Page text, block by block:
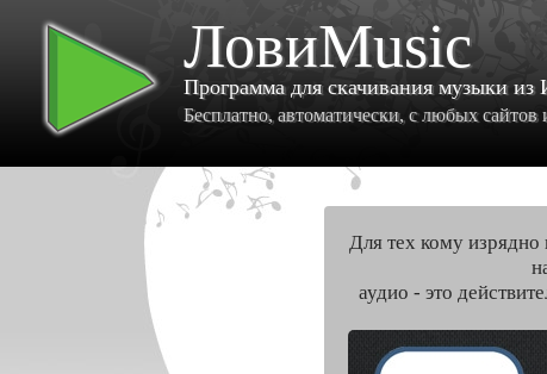
ЛовиMusic
Программа для скачивания музыки из
Бесплатно, автоматически, с любых сайтов
Для тех кому изрядно
аудио - это